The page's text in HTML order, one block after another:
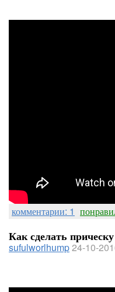
комментарии: 1
Как сделать
sufulworlhump24-10-